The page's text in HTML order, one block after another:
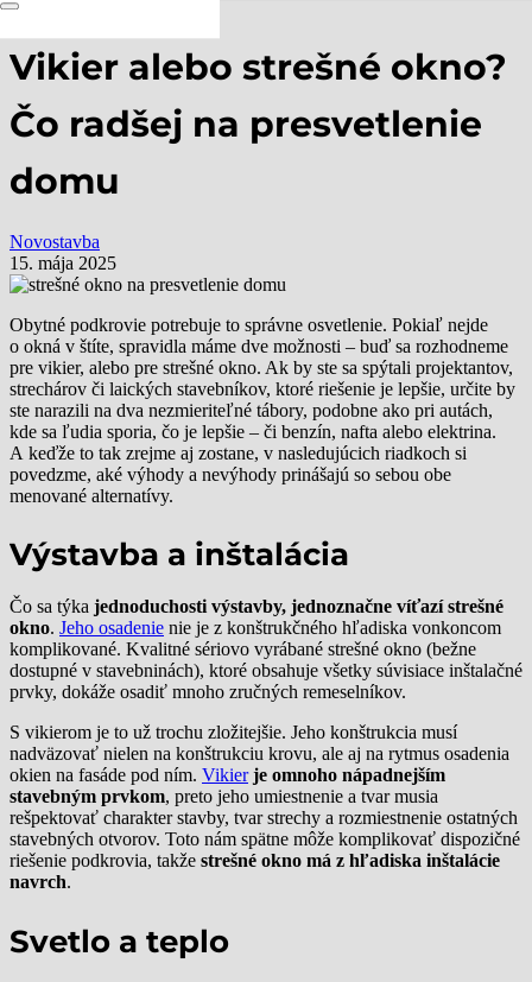
Vikier alebo strešné okno?
Čo radšej na presvetlenie
domu
Novostavba
15. mája 2025
Obytné podkrovie potrebuje to správne osvetlenie. Pokiaľ nejde
o okná v štíte, spravidla máme dve možnosti – buď sa rozhodneme
pre vikier, alebo pre strešné okno. Ak by ste sa spýtali projektantov,
strechárov či laických stavebníkov, ktoré riešenie je lepšie, určite by
ste narazili na dva nezmieriteľné tábory, podobne ako pri autách,
kde sa ľudia sporia, čo je lepšie – či benzín, nafta alebo elektrina.
A keďže to tak zrejme aj zostane, v nasledujúcich riadkoch si
povedzme, aké výhody a nevýhody prinášajú so sebou obe
menované alternatívy.
Výstavba a inštalácia
Čo sa týka jednoduchosti výstavby, jednoznačne víťazí strešné
okno. Jeho osadenie nie je z konštrukčného hľadiska vonkoncom
komplikované. Kvalitné sériovo vyrábané strešné okno (bežne
dostupné v stavebninách), ktoré obsahuje všetky súvisiace inštalačné
prvky, dokáže osadiť mnoho zručných remeselníkov.
S vikierom je to už trochu zložitejšie. Jeho konštrukcia musí
nadväzovať nielen na konštrukciu krovu, ale aj na rytmus osadenia
okien na fasáde pod ním. Vikier je omnoho nápadnejším
stavebným prvkom, preto jeho umiestnenie a tvar musia
rešpektovať charakter stavby, tvar strechy a rozmiestnenie ostatných
stavebných otvorov. Toto nám spätne môže komplikovať dispozičné
riešenie podkrovia, takže strešné okno má z hľadiska inštalácie
navrch.
Svetlo a teplo